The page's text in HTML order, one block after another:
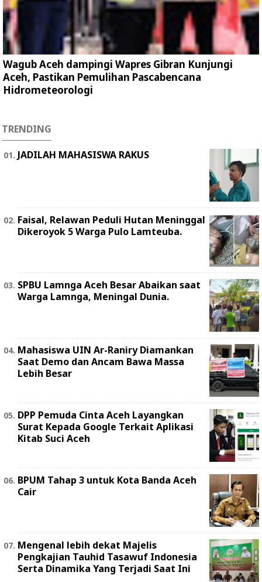
Wagub Aceh dampingi Wapres Gibran Kunjungi
Aceh, Pastikan Pemulihan Pascabencana
Hidrometeorologi
TRENDING
JADILAH MAHASISWA RAKUS
Faisal, Relawan Peduli Hutan Meninggal
Dikeroyok 5 Warga Pulo Lamteuba.
SPBU Lamnga Aceh Besar Abaikan saat
Warga Lamnga, Meningal Dunia.
Mahasiswa UIN Ar-Raniry Diamankan
Saat Demo dan Ancam Bawa Massa
Lebih Besar
DPP Pemuda Cinta Aceh Layangkan
Surat Kepada Google Terkait Aplikasi
Kitab Suci Aceh
BPUM Tahap 3 untuk Kota Banda Aceh
Cair
Mengenal lebih dekat Majelis
Pengkajian Tauhid Tasawuf Indonesia
Serta Dinamika Yang Terjadi Saat Ini